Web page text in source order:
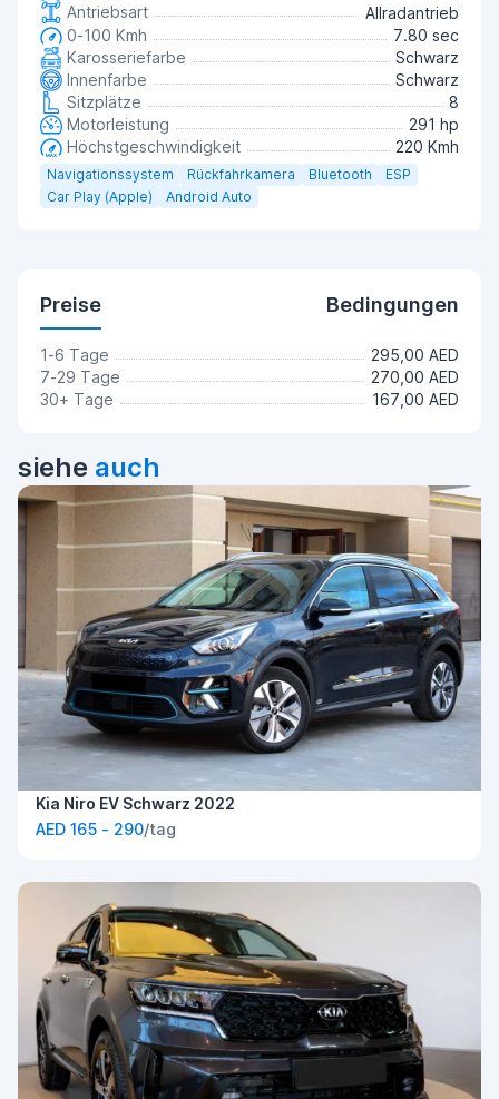
Antriebsart
Allradantrieb
0-100 Kmh
7.80 sec
Karosseriefarbe
Schwarz
Innenfarbe
Schwarz
Sitzplätze
8
Motorleistung
291 hp
Höchstgeschwindigkeit
220 Kmh
Navigationssystem Rückfahrkamera Bluetooth
ESP
Car Play (Apple)
Android Auto
Preise Bedingungen
1-6 Tage
295,00 AED
7-29 Tage
270,00 AED
30+ Tage
167,00 AED
siehe auch
Kia Niro EV Schwarz 2022
AED 165 - 290/tag